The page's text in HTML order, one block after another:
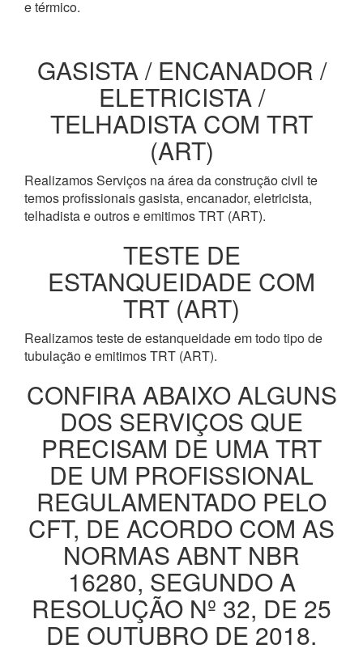
e térmico.
GASISTA / ENCANADOR /
ELETRICISTA /
TELHADISTA COM TRT
(ART)
Realizamos Serviços na área da construção civil te
temos profissionais gasista, encanador, eletricista,
telhadista e outros e emitimos TRT (ART).
TESTE DE
ESTANQUEIDADE COM
TRT (ART)
Realizamos teste de estanqueidade em todo tipo de
tubulação e emitimos TRT (ART).
CONFIRA ABAIXO ALGUNS
DOS SERVIÇOS QUE
PRECISAM DE UMA TRT
DE UM PROFISSIONAL
REGULAMENTADO PELO
CFT, DE ACORDO COM AS
NORMAS ABNT NBR
16280, SEGUNDO A
RESOLUÇÃO Nº 32, DE 25
DE OUTUBRO DE 2018.